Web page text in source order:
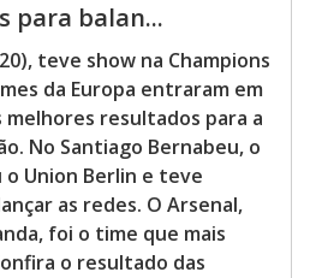
para balan...
teve show na Champions
da Europa entraram em
melhores resultados para a
No Santiago Bernabeu, o
o Union Berlin e teve
as redes. O Arsenal,
foi o time que mais
o resultado das